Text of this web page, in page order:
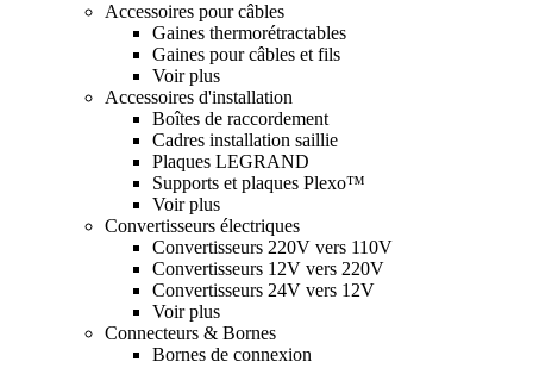
Accessoires pour câbles
Gaines thermorétractables
Gaines pour câbles et fils
Voir plus
Accessoires d'installation
Boîtes de raccordement
Cadres installation saillie
Plaques LEGRAND
Supports et plaques Plexo™
Voir plus
Convertisseurs électriques
Convertisseurs 220V vers 110V
Convertisseurs 12V vers 220V
Convertisseurs 24V vers 12V
Voir plus
Connecteurs & Bornes
Bornes de connexion